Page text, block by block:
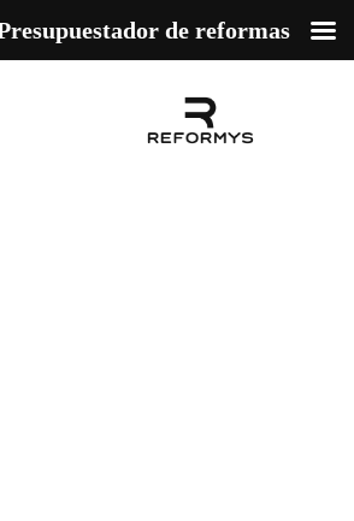
de reformas